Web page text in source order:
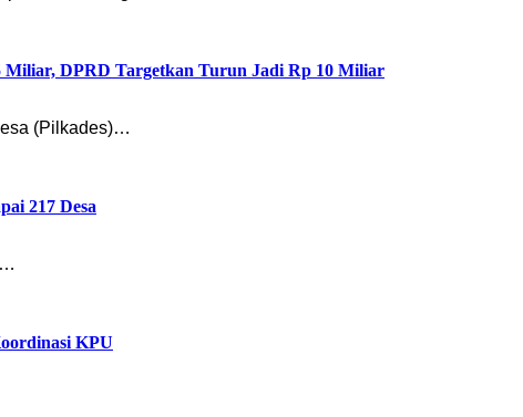
Miliar, DPRD Targetkan Turun Jadi Rp 10 Miliar
(Pilkades)…
217 Desa
KPU